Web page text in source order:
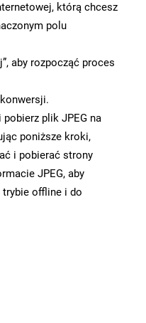
którą chcesz
polu
aby rozpocząć proces
plik JPEG na
poniższe kroki,
i pobierać strony
JPEG, aby
offline i do